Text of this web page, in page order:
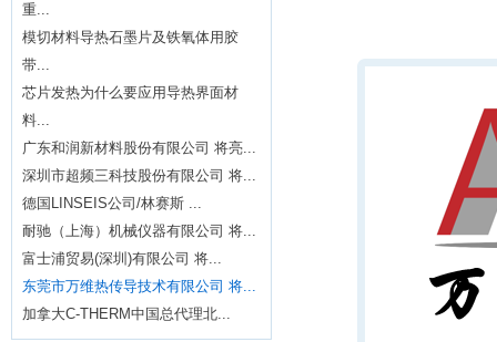
重...
模切材料导热石墨片及铁氧体用胶
带...
芯片发热为什么要应用导热界面材
料...
广东和润新材料股份有限公司 将亮...
深圳市超频三科技股份有限公司 将...
德国LINSEIS公司/林赛斯 ...
耐驰（上海）机械仪器有限公司 将...
富士浦贸易(深圳)有限公司 将...
东莞市万维热传导技术有限公司 将...
加拿大C-THERM中国总代理北...